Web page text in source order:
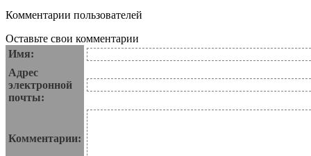
Комментарии пользователей
Оставьте свои комментарии
Имя:
Адрес
электронной
почты:
Комментарии: